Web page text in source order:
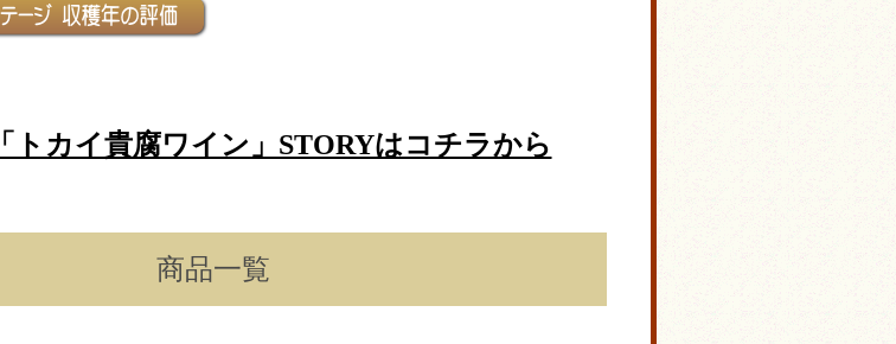
「トカイ貴腐ワイン」STORYはコチラから
商品一覧